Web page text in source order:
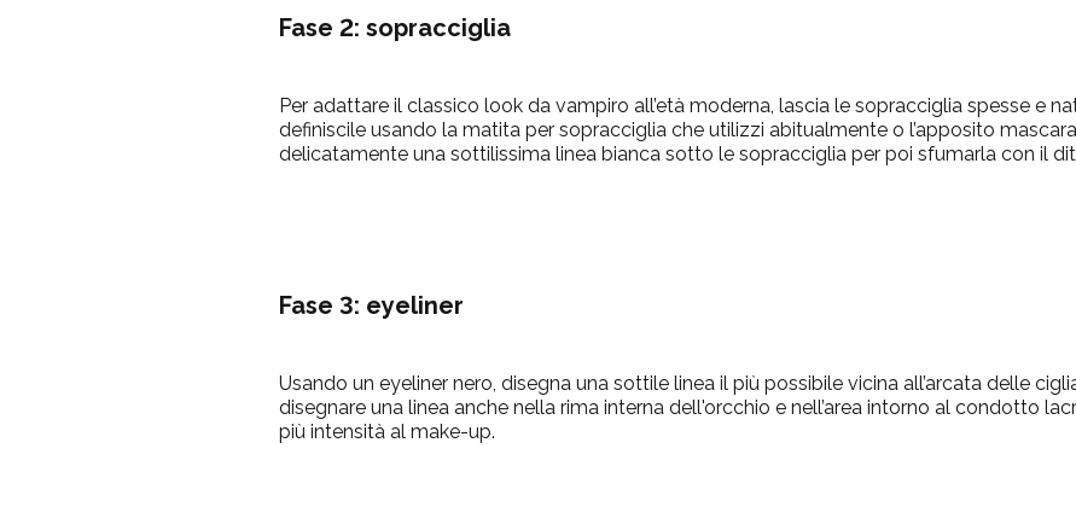
Fase 2: sopracciglia
Per adattare il classico look da vampiro all’età moderna, lascia le sopracciglia spesse e
definiscile usando la matita per sopracciglia che utilizzi abitualmente o l’apposito
delicatamente una sottilissima linea bianca sotto le sopracciglia per poi sfumarla con il
Fase 3: eyeliner
Usando un eyeliner nero, disegna una sottile linea il più possibile vicina all’arcata delle
disegnare una linea anche nella rima interna dell'orcchio e nell’area intorno al condotto
più intensità al make-up.